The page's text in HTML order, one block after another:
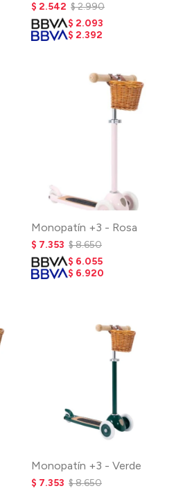
$ 2.542 $2.990
$ 2.093
$ 2.392
Monopatín +3 - Rosa
$ 7.353 $8.650
$ 6.055
$ 6.920
Monopatín +3 - Verde
$ 7.353 $8.650